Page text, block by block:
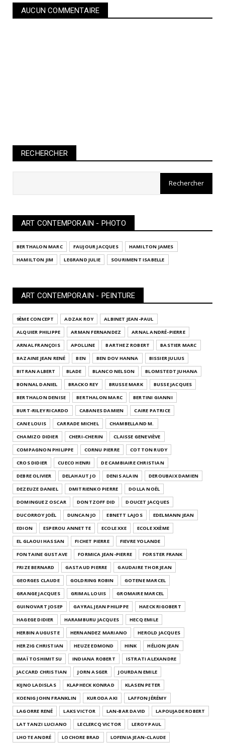
AUCUN COMMENTAIRE
RECHERCHER
ART CONTEMPORAIN - PHOTO
BERTHALON MARC FAUJOUR JACQUES
HAMILTON JAMES
HAMILTON JIM
LEGRAND JULIE SOURIMENT ISABELLE
ART CONTEMPORAIN - PEINTURE
9ÈME CONCEPT ADZAK ROY
ALBINET JEAN-PAUL
ALQUIER PHILIPPE
ARMAN FERNANDEZ
ARNAL ANDRÉ-PIERRE
ARNAL FRANÇOIS
APOLLINE BARTHEZ ROBERT
BASTIER MARC
BAZAINE JEAN RENÉ
BEN BEN DOV HANNA
BISSIER JULIUS
BITRAN ALBERT
BLADE BLANCO NELSON
BLOMSTEDT JUHANA
BONNAL DANIEL
BRACKO REY BRUSSE MARK
BUSSE JACQUES
BERTHALON DENISE
BERTHALON MARC
BERTINI GIANNI
BURT-RILEY RICARDO
CABANES DAMIEN
CAIRE PATRICE
CANE LOUIS
CARRADE MICHEL
CHAMBELLAND M.
CHAMIZO DIDIER
CHERI-CHERIN
CLAISSE GENEVIÈVE
COMPAGNON PHILIPPE
CORNU PIERRE
COTTON RUDY
CROS DIDIER
CUECO HENRI
DE CAMBIAIRE CHRISTIAN
DEBRE OLIVIER
DELAHAUT JO DENIS ALAIN
DEROUBAIX DAMIEN
DEZEUZE DANIEL
DMITRIENKO PIERRE
DOLLA NOËL
DOMINGUEZ OSCAR
DONTZOFF DID
DOUCET JACQUES
DUCORROY JOËL
DUNCAN JO EBNETT LAJOS
EDELMANN JEAN
EDION
ESPEROU ANNETTE ECOLE XXE
ECOLE XXÈME
EL GLAOUI HASSAN
FICHET PIERRE
FIEVRE YOLANDE
FONTAINE GUSTAVE
FORMICA JEAN-PIERRE
FORSTER FRANK
FRIZE BERNARD
GASTAUD PIERRE
GAUDAIRE THOR JEAN
GEORGES CLAUDE
GOLDRING ROBIN
GOTENE MARCEL
GRANGE JACQUES
GRIMAL LOUIS
GROMAIRE MARCEL
GUINOVART JOSEP
GAYRAL JEAN PHILIPPE
HAECK RIGOBERT
HAGEGE DIDIER
HARAMBURU JACQUES
HECQ EMILE
HERBIN AUGUSTE
HERNANDEZ MARIANO
HEROLD JACQUES
HERZIG CHRISTIAN
HEUZE EDMOND HINK
HÉLION JEAN
IMAÏ TOSHIMITSU
INDIANA ROBERT
ISTRATI ALEXANDRE
JACCARD CHRISTIAN
JORN ASGER
JOURDAN EMILE
KIJNO LADISLAS
KLAPHECK KONRAD
KLASEN PETER
KOENIG JOHN FRANKLIN
KURODA AKI
LAFFON JÉRÉMY
LAGORRE RENÉ
LAKS VICTOR LAN-BAR DAVID
LAPOUJADE ROBERT
LATTANZI LUCIANO
LECLERCQ VICTOR
LEROY PAUL
LHOTE ANDRÉ
LOCHORE BRAD LOFENIA JEAN-CLAUDE